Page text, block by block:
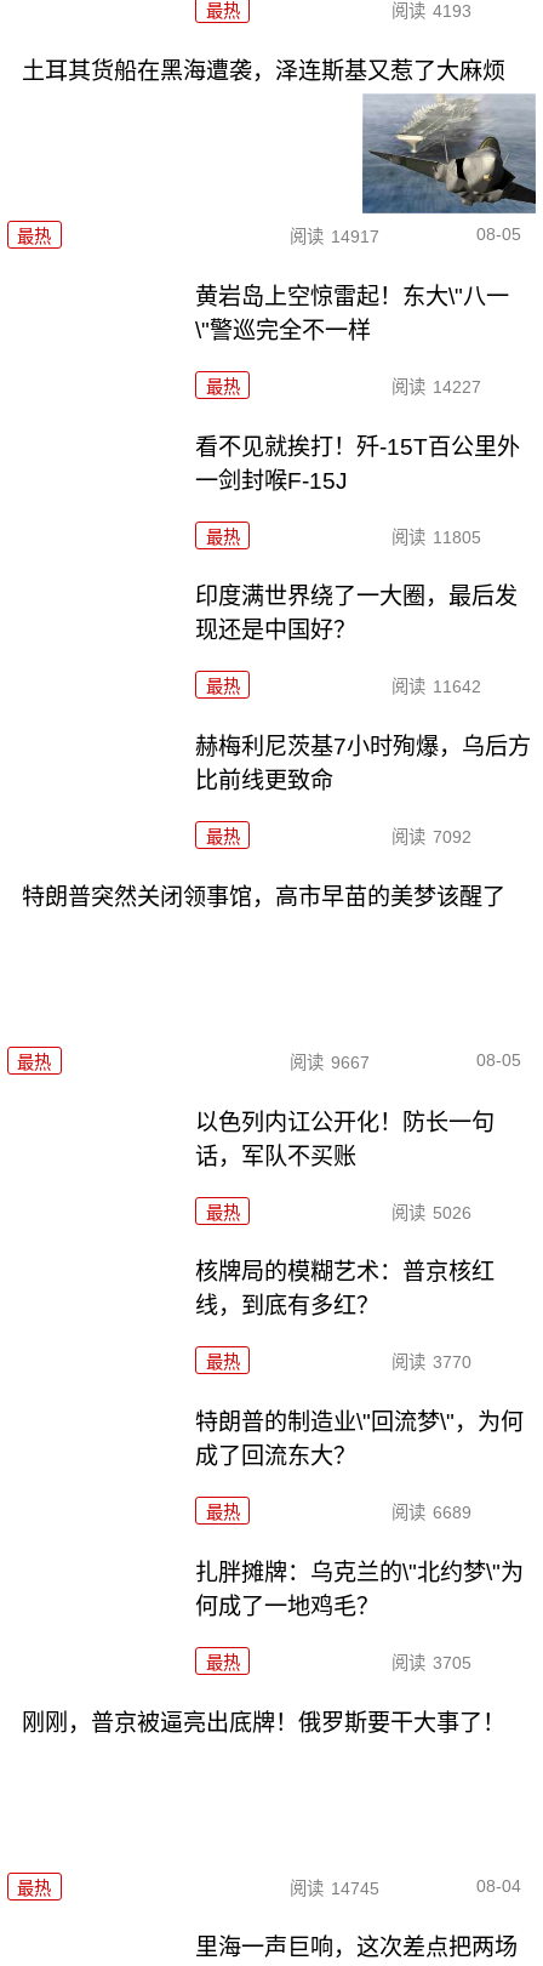
最热 阅读 4193
土耳其货船在黑海遭袭，泽连斯基又惹了大麻烦
最热 阅读 14917 08-05
黄岩岛上空惊雷起！东大\"八一
\"警巡完全不一样
最热 阅读 14227
看不见就挨打！歼-15T百公里外
一剑封喉F-15J
最热 阅读 11805
印度满世界绕了一大圈，最后发
现还是中国好？
最热 阅读 11642
赫梅利尼茨基7小时殉爆，乌后方
比前线更致命
最热 阅读 7092
特朗普突然关闭领事馆，高市早苗的美梦该醒了
最热 阅读 9667 08-05
以色列内讧公开化！防长一句
话，军队不买账
最热 阅读 5026
核牌局的模糊艺术：普京核红
线，到底有多红？
最热 阅读 3770
特朗普的制造业\"回流梦\"，为何
成了回流东大？
最热 阅读 6689
扎胖摊牌：乌克兰的\"北约梦\"为
何成了一地鸡毛？
最热 阅读 3705
刚刚，普京被逼亮出底牌！俄罗斯要干大事了！
最热 阅读 14745 08-04
里海一声巨响，这次差点把两场